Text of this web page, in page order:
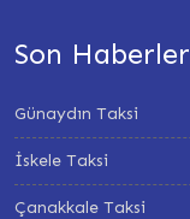
Son Haberler
Günaydın Taksi
İskele Taksi
Çanakkale Taksi